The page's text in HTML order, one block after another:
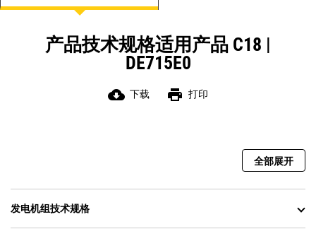
产品技术规格适用产品 C18 |
DE715E0
cloud_download 下载 print 打印
全部展开
发电机组技术规格